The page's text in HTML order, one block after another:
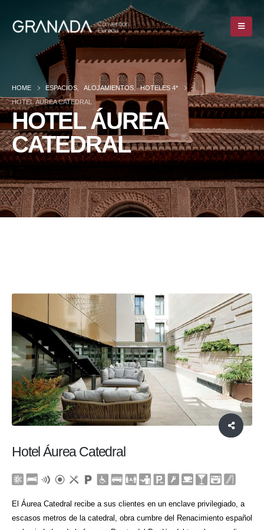
HOME ESPACIOS ALOJAMIENTOS , HOTELES 4*
HOTEL ÁUREA CATEDRAL
HOTEL ÁUREA
CATEDRAL
Hotel Áurea Catedral
El Áurea Catedral recibe a sus clientes en un enclave privilegiado, a
escasos metros de la catedral, obra cumbre del Renacimiento español